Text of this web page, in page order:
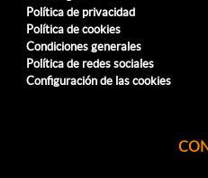
Política de privacidad
Política de cookies
Condiciones generales
Política de redes sociales
Configuración de las cookies